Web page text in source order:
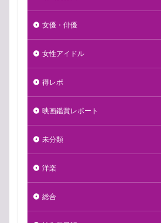
女優・俳優
女性アイドル
得レポ
映画鑑賞レポート
未分類
洋楽
総合